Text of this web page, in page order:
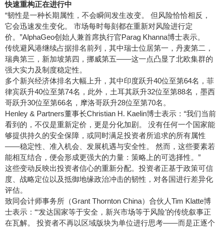
快速重构正在进行中
“韧性是一种长期属性，不会瞬间发生改变。 但风险恰恰相反，
它会迅速发生变化。 市场每时每刻都在重新对风险进行定
价。”AlphaGeo创始人兼首席执行官Parag Khanna博士表示。
传统避风港继续占据排名前列，其中瑞士位居第一，丹麦第二，
瑞典第三，新加坡第四，挪威第五——这一点凸显了北欧集群的
强大实力及制度稳定性。
多个新兴经济体排名大幅上升，其中印度跃升40位至第64名，菲
律宾跃升40位至第74名，此外，土耳其跃升32位至第88名，墨西
哥跃升30位至第66名，摩洛哥跃升28位至第70名。
Henley & Partners董事长Christian H. Kaelin博士表示：“我们当前
看到的，不仅是重新定价，更是分化加剧。 没有任何一个国家能
够提供持久的安全保障，或同时满足投资者所追求的所有属性
——稳定性、准入机会、发展机遇与安全性。 然而，这些要素若
能相互结合，便会形成更强大的力量：策略上的可选择性。”
这些变动反映出投资者信心的重新分配。投资者正基于政策可信
度、战略定位以及抵御地缘政治冲击的韧性，对各国进行差异化
评估。
致同会计师事务所（Grant Thornton China）合伙人Tim Klatte博
士表示：“‘发达国家等于安全，新兴市场等于风险’的传统叙事正
在瓦解。 投资者不再以区域版块为单位进行思考——而是正逐个